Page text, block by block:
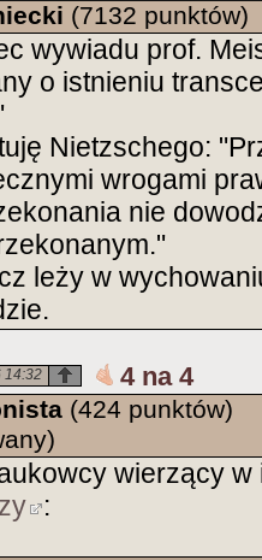
(7132 punktów)
wywiadu prof.
o istnieniu
Nietzschego:
wrogami
nie
leży w
14:32
4 na 4
(424 punktów)
wierzący
: